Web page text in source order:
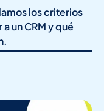
los criterios
un CRM y qué